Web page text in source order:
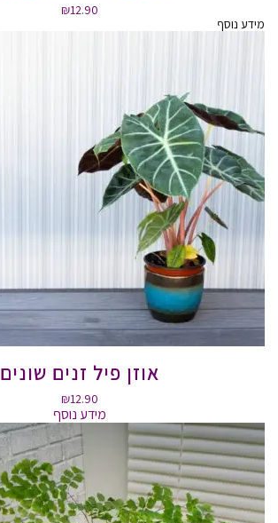
₪12.90
מידע נוסף
אוזן פיל זנים שונים
₪12.90
מידע נוסף